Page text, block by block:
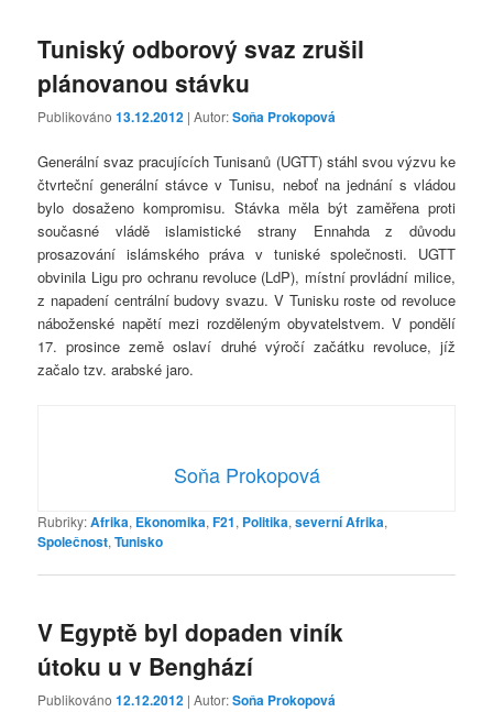
Tuniský odborový svaz zrušil
plánovanou stávku
Publikováno13.12.2012 | Autor:Soňa Prokopová
Generální svaz pracujících Tunisanů (UGTT) stáhl svou výzvu ke
čtvrteční generální stávce v Tunisu, neboť na jednání s vládou
bylo dosaženo kompromisu. Stávka měla být zaměřena proti
současné vládě islamistické strany Ennahda z důvodu
prosazování islámského práva v tuniské společnosti. UGTT
obvinila Ligu pro ochranu revoluce (LdP), místní provládní milice,
z napadení centrální budovy svazu. V Tunisku roste od revoluce
náboženské napětí mezi rozděleným obyvatelstvem. V pondělí
17. prosince země oslaví druhé výročí začátku revoluce, jíž
začalo tzv. arabské jaro.
Soňa Prokopová
Rubriky:Afrika, Ekonomika,F21, Politika,severní Afrika,
Společnost,Tunisko
V Egyptě byl dopaden viník
útoku u v Benghází
Publikováno12.12.2012 | Autor:Soňa Prokopová